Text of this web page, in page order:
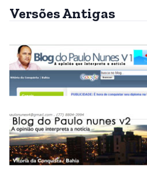
Versões Antigas